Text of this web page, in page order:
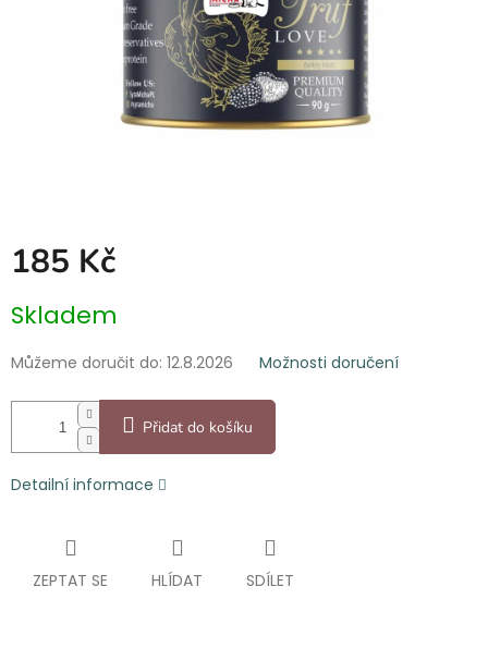
185 Kč
cena:
Skladem
Můžeme doručit do: 12.8.2026 Možnosti doručení
Přidat do košíku
Detailní informace
ZEPTAT SE HLÍDAT SDÍLET